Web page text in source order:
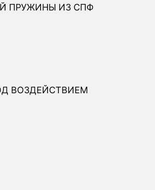
ПРУЖИНЫ ИЗ СПФ
ВОЗДЕЙСТВИЕМ